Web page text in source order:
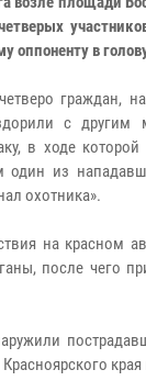
оппоненту в
граждан,
с
в ходе
один из
охотника».
на красном
после чего